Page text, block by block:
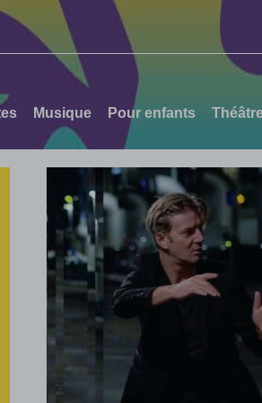
Musique Pour enfants
Théâtre
FauWst
Johanna et Henri,
amoureux·se. L’enfant
toutes leurs forces ne
décident alors d’en
pièces, quel qu’en soit
vient au monde, grandit.